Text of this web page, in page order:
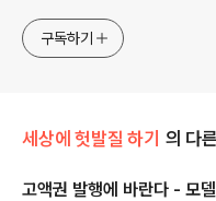
구독하기
세상에 헛발질 하기 의 다
고액권 발행에 바란다 - 모